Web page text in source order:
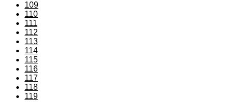
109
110
111
112
113
114
115
116
117
118
119